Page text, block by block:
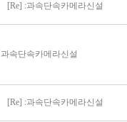
[Re] :과속단속카메라신설
과속단속카메라신설
[Re] :과속단속카메라신설